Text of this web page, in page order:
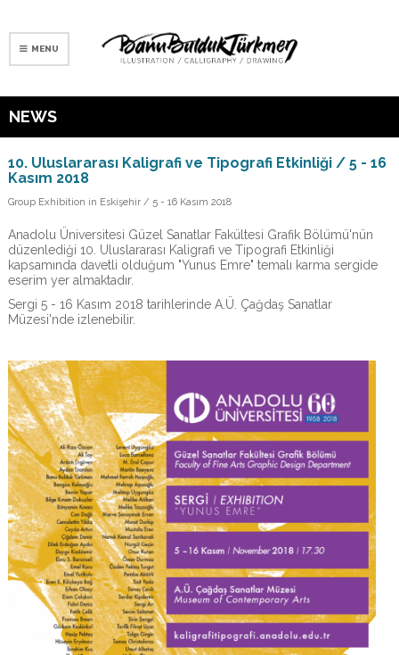
MENU
NEWS
10. Uluslararası Kaligrafi ve Tipografi Etkinliği / 5 - 16
Kasım 2018
Group Exhibition in Eskişehir / 5 - 16 Kasım 2018
Anadolu Üniversitesi Güzel Sanatlar Fakültesi Grafik Bölümü'nün
düzenlediği 10. Uluslararası Kaligrafi ve Tipografi Etkinliği
kapsamında davetli olduğum "Yunus Emre" temalı karma sergide
eserim yer almaktadır.
Sergi 5 - 16 Kasım 2018 tarihlerinde A.Ü. Çağdaş Sanatlar
Müzesi'nde izlenebilir.